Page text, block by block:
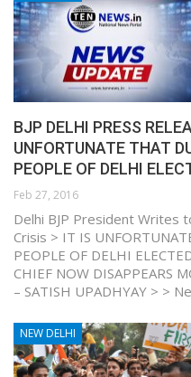
BJP DELHI PRESS
UNFORTUNATE THAT
PEOPLE OF DELHI
Feb 27, 2016
Delhi BJP President Writes
Crisis > IT IS
PEOPLE OF DELHI
CHIEF NOW DISAPPEARS
– SATISH UPADHYAY > >
NEW DELHI